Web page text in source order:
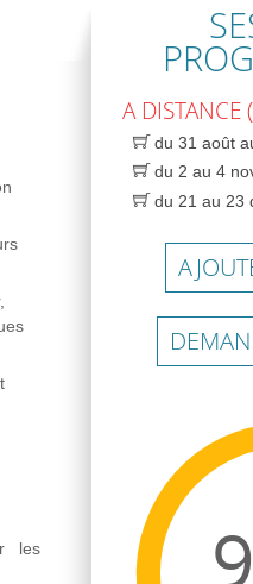
les
A DISTANCE
du 31 août
du 2 au 4
du 21 au 23